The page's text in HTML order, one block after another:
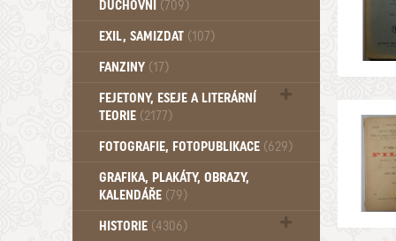
DUCHOVNÍ (709)
Okultismus (110)
EXIL, SAMIZDAT (107)
FANZINY (17)
FEJETONY, ESEJE A LITERÁRNÍ
TEORIE (2177)
Citáty, aforismy, snáře, přísloví,
FOTOGRAFIE, FOTOPUBLIKACE (629)
GRAFIKA, PLAKÁTY, OBRAZY,
KALENDÁŘE (79)
HISTORIE (4306)